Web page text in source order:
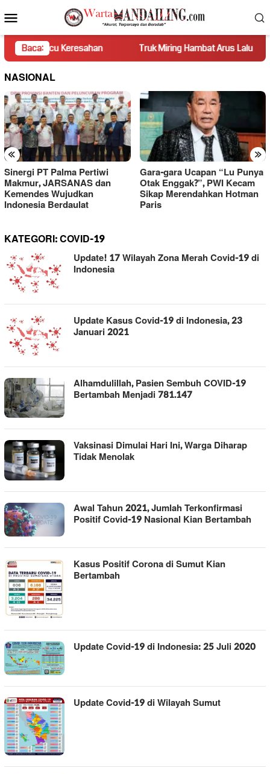
ke
kontenMobile
Baca:
Keresahan Truk Miring Hambat Arus Lalu Lintas di Jalan
NASIONAL
« »
Sinergi PT Palma Pertiwi
Makmur, JARSANAS dan
Kemendes Wujudkan
Indonesia Berdaulat
Gara-gara Ucapan “Lu Punya
Otak Enggak?”, PWI Kecam
Sikap Merendahkan Hotman
Paris
KATEGORI:COVID-19
Update! 17 Wilayah Zona Merah Covid-19 di
Indonesia
Update Kasus Covid-19 di Indonesia, 23
Januari 2021
Alhamdulillah, Pasien Sembuh COVID-19
Bertambah Menjadi 781.147
Vaksinasi Dimulai Hari Ini, Warga Diharap
Tidak Menolak
Awal Tahun 2021, Jumlah Terkonfirmasi
Positif Covid-19 Nasional Kian Bertambah
Kasus Positif Corona di Sumut Kian
Bertambah
Update Covid-19 di Indonesia: 25 Juli 2020
Update Covid-19 di Wilayah Sumut